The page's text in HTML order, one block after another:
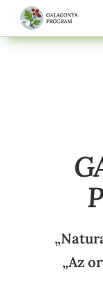
„Az